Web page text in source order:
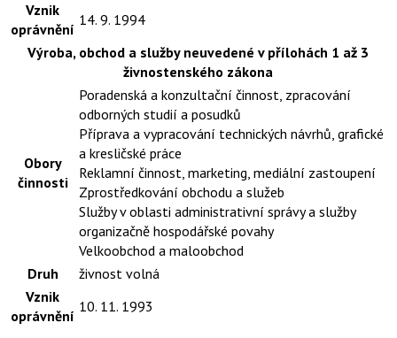
Vznik
oprávnění
14. 9. 1994
Výroba, obchod a služby neuvedené v přílohách 1 až 3
živnostenského zákona
Obory
činnosti
Poradenská a konzultační činnost, zpracování
odborných studií a posudků
Příprava a vypracování technických návrhů, grafické
a kresličské práce
Reklamní činnost, marketing, mediální zastoupení
Zprostředkování obchodu a služeb
Služby v oblasti administrativní správy a služby
organizačně hospodářské povahy
Velkoobchod a maloobchod
Druh
živnost volná
Vznik
oprávnění
10. 11. 1993